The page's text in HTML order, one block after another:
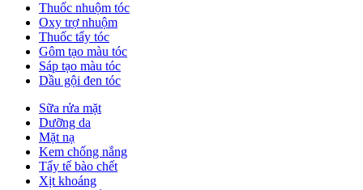
Thuốc nhuộm tóc
Oxy trợ nhuộm
Thuốc tẩy tóc
Gôm tạo màu tóc
Sáp tạo màu tóc
Dầu gội đen tóc
Sữa rửa mặt
Dưỡng da
Mặt nạ
Kem chống nắng
Tẩy tế bào chết
Xịt khoáng